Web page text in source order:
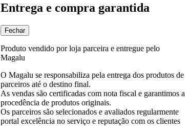
Entrega e compra garantida
Fechar
Produto vendido por loja parceira e entregue pelo
Magalu
O Magalu se responsabiliza pela entrega dos produtos de
parceiros até o destino final.
As vendas são certificadas com nota fiscal e garantimos a
procedência de produtos originais.
Os parceiros são selecionados e avaliados regularmente
portal excelência no serviço e reputação com os clientes